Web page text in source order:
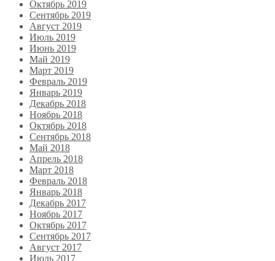
Октябрь 2019
Сентябрь 2019
Август 2019
Июль 2019
Июнь 2019
Май 2019
Март 2019
Февраль 2019
Январь 2019
Декабрь 2018
Ноябрь 2018
Октябрь 2018
Сентябрь 2018
Май 2018
Апрель 2018
Март 2018
Февраль 2018
Январь 2018
Декабрь 2017
Ноябрь 2017
Октябрь 2017
Сентябрь 2017
Август 2017
Июль 2017